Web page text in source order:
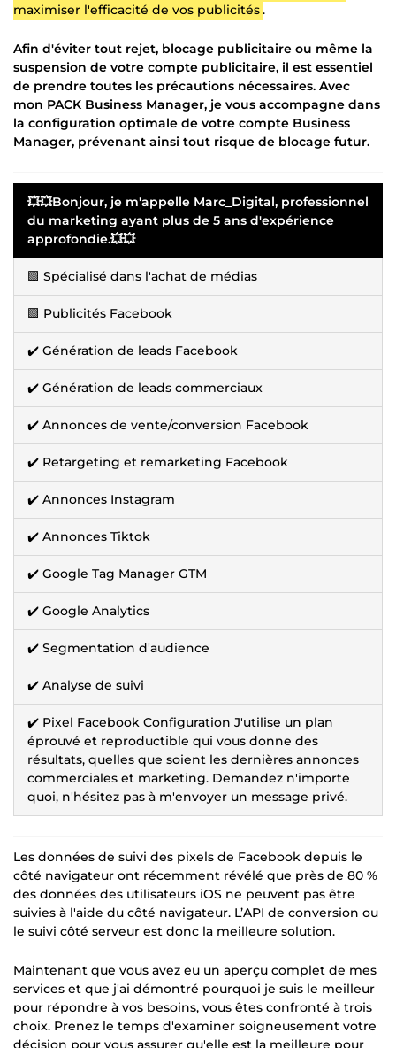
maximiser l'efficacité de vos publicités.
Afin d'éviter tout rejet, blocage publicitaire ou même la
suspension de votre compte publicitaire, il est essentiel
de prendre toutes les précautions nécessaires. Avec
mon PACK Business Manager, je vous accompagne dans
la configuration optimale de votre compte Business
Manager, prévenant ainsi tout risque de blocage futur.
💥💥Bonjour, je m'appelle Marc_Digital, professionnel
du marketing ayant plus de 5 ans d'expérience
approfondie.💥💥
🟩 Spécialisé dans l'achat de médias
🟩 Publicités Facebook
✔️ Génération de leads Facebook
✔️ Génération de leads commerciaux
✔️ Annonces de vente/conversion Facebook
✔️ Retargeting et remarketing Facebook
✔️ Annonces Instagram
✔️ Annonces Tiktok
✔️ Google Tag Manager GTM
✔️ Google Analytics
✔️ Segmentation d'audience
✔️ Analyse de suivi
✔️ Pixel Facebook Configuration J'utilise un plan
éprouvé et reproductible qui vous donne des
résultats, quelles que soient les dernières annonces
commerciales et marketing. Demandez n'importe
quoi, n'hésitez pas à m'envoyer un message privé.
Les données de suivi des pixels de Facebook depuis le
côté navigateur ont récemment révélé que près de 80 %
des données des utilisateurs iOS ne peuvent pas être
suivies à l'aide du côté navigateur. L’API de conversion ou
le suivi côté serveur est donc la meilleure solution.
Maintenant que vous avez eu un aperçu complet de mes
services et que j'ai démontré pourquoi je suis le meilleur
pour répondre à vos besoins, vous êtes confronté à trois
choix. Prenez le temps d'examiner soigneusement votre
décision pour vous assurer qu'elle est la meilleure pour